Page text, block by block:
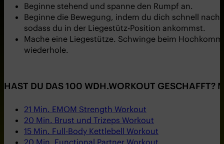
Beginne stehend und spanne den Rumpf an.
Beginne die Bewegung, indem du dich schnell
sodass du in der Liegestütz-Position ankommst.
Mache eine Liegestütze. Schwinge beim
wiederhole.
HAST DU DAS 100 WDH.WORKOUT GESCHAFFT?
21 Min. EMOM Strength Workout
20 Min. Brust und Trizeps Workout
15 Min. Full-Body Kettlebell Workout
20 Min. Functional Partner Workout